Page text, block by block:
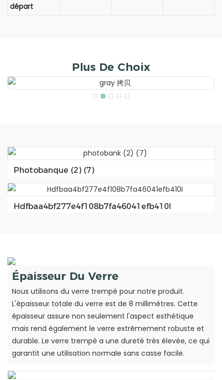
départ
Plus De Choix
Photobanque (2) (7)
Hdfbaa4bf277e4f108b7fa46041efb410I
Épaisseur Du Verre
Nous utilisons du verre trempé pour notre produit.
L'épaisseur totale du verre est de 8 millimètres. Cette
épaisseur assure non seulement l'aspect esthétique
mais rend également le verre extrêmement robuste et
durable. Le verre trempé a une dureté très élevée, ce qui
garantit une utilisation normale sans casse facile.